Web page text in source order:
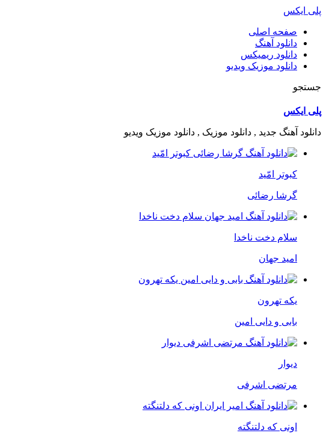
پلی ایکس
صفحه اصلی
دانلود آهنگ
دانلود ریمیکس
دانلود موزیک ویدیو
جستجو
پلی ایکس
دانلود آهنگ جدید , دانلود موزیک , دانلود موزیک ویدیو
کبوتر امّید
گرشا رضائی
سلام دخت ناخدا
امید جهان
یکه تهرون
بابی و دایی امین
دیوار
مرتضی اشرفی
اونی که دلتنگته